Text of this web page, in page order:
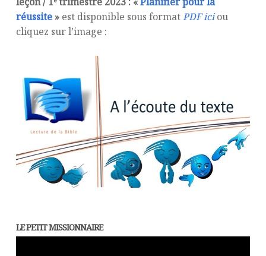
réussite»est disponible sous formatPDF iciou
cliquez sur l’image :
LE PETIT MISSIONNAIRE